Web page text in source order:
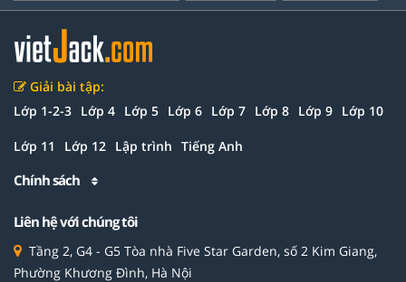
Giải bài tập:
Lớp 1-2-3 Lớp 4 Lớp 5 Lớp 6 Lớp 7 Lớp 8 Lớp 9 Lớp 10
Lớp 11 Lớp 12 Lập trình Tiếng Anh
Chính sách
Liên hệ với chúng tôi
Tầng 2, G4 - G5 Tòa nhà Five Star Garden, số 2 Kim Giang,
Phường Khương Đình, Hà Nội